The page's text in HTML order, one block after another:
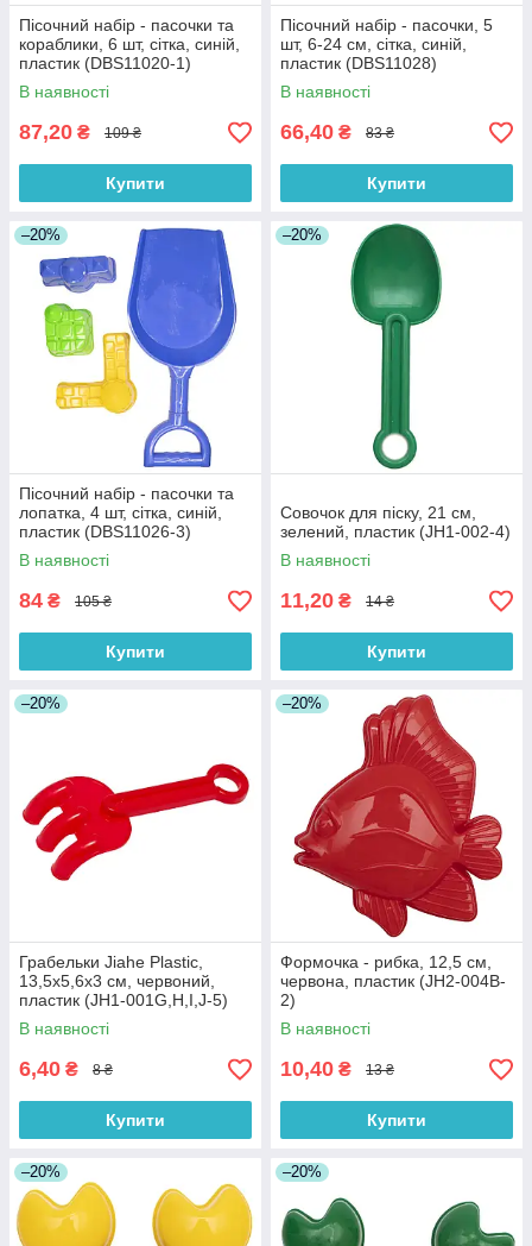
Пісочний набір - пасочки та
кораблики, 6 шт, сітка, синій,
пластик (DBS11020-1)
В наявності
87,20 ₴ 109 ₴
Купити
Пісочний набір - пасочки, 5
шт, 6-24 см, сітка, синій,
пластик (DBS11028)
В наявності
66,40 ₴ 83 ₴
Купити
–20%
Пісочний набір - пасочки та
лопатка, 4 шт, сітка, синій,
пластик (DBS11026-3)
В наявності
84 ₴ 105 ₴
Купити
–20%
Совочок для піску, 21 см,
зелений, пластик (JH1-002-4)
В наявності
11,20 ₴ 14 ₴
Купити
–20%
Грабельки Jiahe Plastic,
13,5x5,6x3 см, червоний,
пластик (JH1-001G,H,I,J-5)
В наявності
6,40 ₴ 8 ₴
Купити
–20%
Формочка - рибка, 12,5 см,
червона, пластик (JH2-004B-
2)
В наявності
10,40 ₴ 13 ₴
Купити
–20% –20%